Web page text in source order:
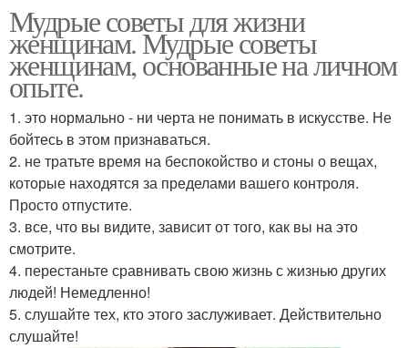
Мудрые советы для жизни
женщинам. Мудрые советы
женщинам, основанные на личном
опыте.
1. это нормально - ни черта не понимать в искусстве. Не
бойтесь в этом признаваться.
2. не тратьте время на беспокойство и стоны о вещах,
которые находятся за пределами вашего контроля.
Просто отпустите.
3. все, что вы видите, зависит от того, как вы на это
смотрите.
4. перестаньте сравнивать свою жизнь с жизнью других
людей! Немедленно!
5. слушайте тех, кто этого заслуживает. Действительно
слушайте!